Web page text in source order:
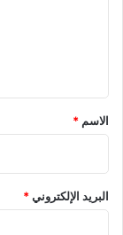
*
الاسم *
البريد الإلكتروني*